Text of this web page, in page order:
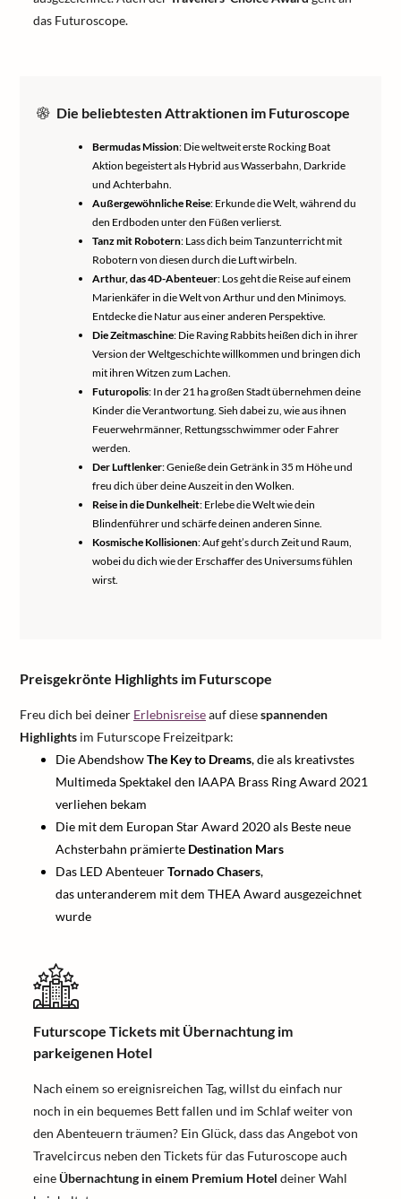
das Futuroscope.
Die beliebtesten Attraktionen im Futuroscope
Bermudas Mission: Die weltweit erste Rocking Boat
Aktion begeistert als Hybrid aus Wasserbahn, Darkride
und Achterbahn.
Außergewöhnliche Reise: Erkunde die Welt, während du
den Erdboden unter den Füßen verlierst.
Tanz mit Robotern: Lass dich beim Tanzunterricht mit
Robotern von diesen durch die Luft wirbeln.
Arthur, das 4D-Abenteuer: Los geht die Reise auf einem
Marienkäfer in die Welt von Arthur und den Minimoys.
Entdecke die Natur aus einer anderen Perspektive.
Die Zeitmaschine: Die Raving Rabbits heißen dich in ihrer
Version der Weltgeschichte willkommen und bringen dich
mit ihren Witzen zum Lachen.
Futuropolis: In der 21 ha großen Stadt übernehmen deine
Kinder die Verantwortung. Sieh dabei zu, wie aus ihnen
Feuerwehrmänner, Rettungsschwimmer oder Fahrer
werden.
Der Luftlenker: Genieße dein Getränk in 35 m Höhe und
freu dich über deine Auszeit in den Wolken.
Reise in die Dunkelheit: Erlebe die Welt wie dein
Blindenführer und schärfe deinen anderen Sinne.
Kosmische Kollisionen: Auf geht’s durch Zeit und Raum,
wobei du dich wie der Erschaffer des Universums fühlen
wirst.
Preisgekrönte Highlights im Futurscope
Freu dich bei deiner Erlebnisreiseauf diesespannenden
Highlights im Futurscope Freizeitpark:
Die AbendshowThe Key to Dreams, die als kreativstes
Multimeda Spektakel den IAAPA Brass Ring Award 2021
verliehen bekam
Die mit dem Europan Star Award 2020 als Beste neue
Achsterbahn prämierte Destination Mars
Das LED AbenteuerTornado Chasers,
das unteranderem mit dem THEA Award ausgezeichnet
wurde
Futurscope Tickets mit Übernachtung im
parkeigenen Hotel
Nach einem so ereignisreichen Tag, willst du einfach nur
noch in ein bequemes Bett fallen und im Schlaf weiter von
den Abenteuern träumen? Ein Glück, dass das Angebot von
Travelcircus neben den Tickets für das Futuroscope auch
eine Übernachtung in einem Premium Hotel deiner Wahl